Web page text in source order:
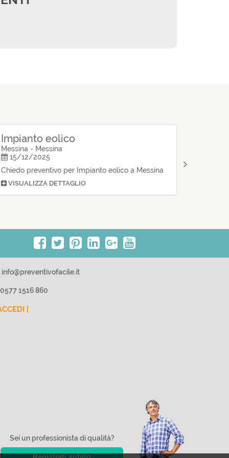
Impianto eolico
Messina - Messina
15/12/2025
Chiedo preventivo per Impianto eolico a Messina
VISUALIZZA DETTAGLIO
info@preventivofacile.it
0577 1516 860
|
Sei un professionista di qualità?